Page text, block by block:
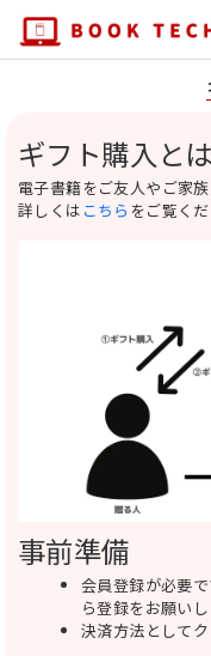
ギフト購入とは
電子書籍をご友人やご家
詳しくは こちら をご覧くだ
事前準備
会員登録が必要
ら登録をお願いし
決済方法として